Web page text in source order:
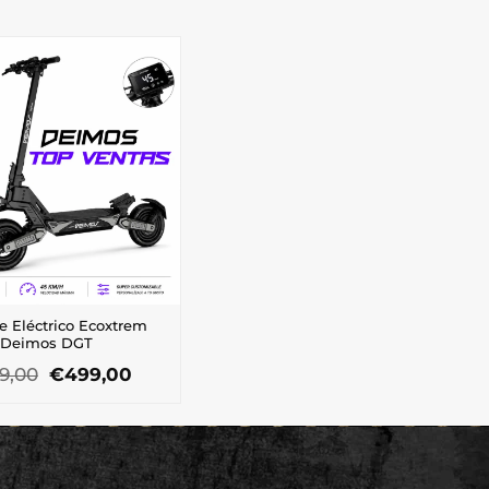
Eléctrico Ecoxtrem
Deimos DGT
El
precio
era:
€599,00.
€499,00El
es:
€499,00.